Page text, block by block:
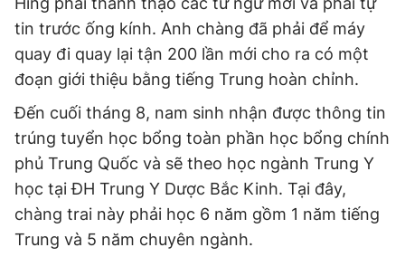
tin trước ống kính. Anh chàng đã phải để máy
quay đi quay lại tận 200 lần mới cho ra có một
đoạn giới thiệu bằng tiếng Trung hoàn chỉnh.
Đến cuối tháng 8, nam sinh nhận được thông tin
trúng tuyển học bổng toàn phần học bổng chính
phủ Trung Quốc và sẽ theo học ngành Trung Y
học tại ĐH Trung Y Dược Bắc Kinh. Tại đây,
chàng trai này phải học 6 năm gồm 1 năm tiếng
Trung và 5 năm chuyên ngành.